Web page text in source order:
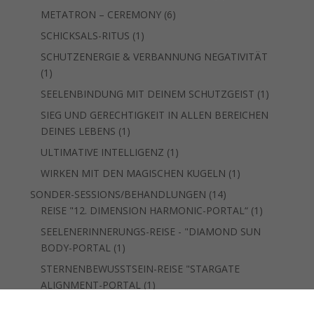
METATRON – CEREMONY 66
SCHICKSALS-RITUS 1 1
Produkt
SCHUTZENERGIE & VERBANNUNG NEGATIVITÄT
1 1
Produkt
SEELENBINDUNG MIT DEINEM SCHUTZGEIST 1 1
Produkt
SIEG UND GERECHTIGKEIT IN ALLEN BEREICHEN
DEINES LEBENS 1 1
Produkt
ULTIMATIVE INTELLIGENZ 1 1
Produkt
WIRKEN MIT DEN MAGISCHEN KUGELN 1 1
SONDER-SESSIONS/BEHANDLUNGEN 1414
Produkte
REISE "12. DIMENSION HARMONIC-PORTAL“ 1 1
Produkt
SEELENERINNERUNGS-REISE - "DIAMOND SUN
BODY-PORTAL 1 1
Produkt
STERNENBEWUSSTSEIN-REISE "STARGATE
ALIGNMENT-PORTAL 1 1